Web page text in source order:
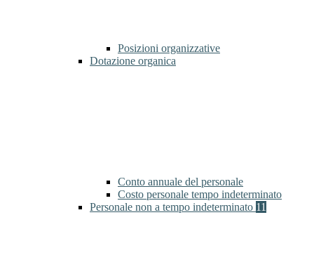
Posizioni organizzative
Dotazione organica
Conto annuale del personale
Costo personale tempo indeterminato
Personale non a tempo indeterminato 11